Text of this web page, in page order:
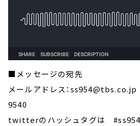
■メッセージの宛先
メールアドレス：ss954@tbs.co.jp
9540
twitterのハッシュタグは